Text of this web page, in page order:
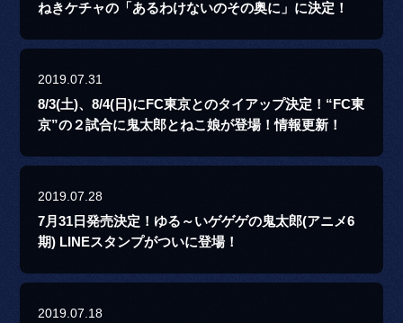
ねきケチャの「あるわけないのその奥に」に決定！
2019.07.31
8/3(土)、8/4(日)にFC東京とのタイアップ決定！“FC東
京”の２試合に鬼太郎とねこ娘が登場！情報更新！
2019.07.28
7月31日発売決定！ゆる～いゲゲゲの鬼太郎(アニメ6
期) LINEスタンプがついに登場！
2019.07.18